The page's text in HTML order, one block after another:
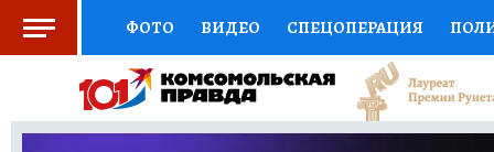
ФОТО ВИДЕО СПЕЦОПЕРАЦИЯ
СОЦПОДДЕРЖКА НАУКА СПОРТ
ВЫБОР ЭКСПЕРТОВ ДОКТОР